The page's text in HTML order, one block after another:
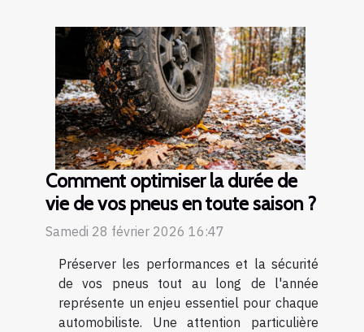
Comment optimiser la durée de
vie de vos pneus en toute saison ?
Samedi 28 février 2026 16:47
Préserver les performances et la sécurité
de vos pneus tout au long de l'année
représente un enjeu essentiel pour chaque
automobiliste. Une attention particulière